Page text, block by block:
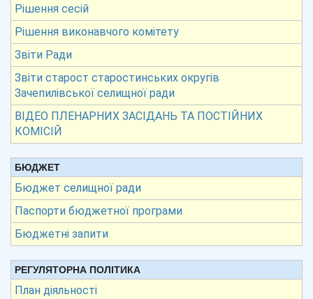
Рішення сесій
Рішення виконавчого комітету
Звіти Ради
Звіти старост старостинських округів
Зачепилівської селищної ради
ВІДЕО ПЛЕНАРНИХ ЗАСІДАНЬ ТА ПОСТІЙНИХ
КОМІСІЙ
БЮДЖЕТ
Бюджет селищної ради
Паспорти бюджетної програми
Бюджетні запити
РЕГУЛЯТОРНА ПОЛІТИКА
План діяльності